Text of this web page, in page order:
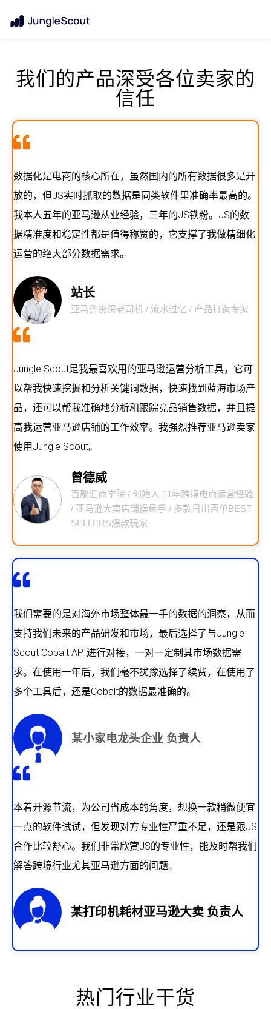
我们的产品深受各位卖家的
信任
数据化是电商的核心所在，虽然国内的所有数据很多是开
放的，但JS实时抓取的数据是同类软件里准确率最高的。
我本人五年的亚马逊从业经验，三年的JS铁粉。JS的数
据精准度和稳定性都是值得称赞的，它支撑了我做精细化
运营的绝大部分数据需求。
站长
亚马逊资深老司机 / 流水过亿 / 产品打造专家
Jungle Scout是我最喜欢用的亚马逊运营分析工具，它可
以帮我快速挖掘和分析关键词数据，快速找到蓝海市场产
品，还可以帮我准确地分析和跟踪竞品销售数据，并且提
高我运营亚马逊店铺的工作效率。我强烈推荐亚马逊卖家
使用Jungle Scout。
曾德威
百聚汇商学院 / 创始人 11年跨境电商运营经验
/ 亚马逊大卖店铺操盘手 / 多款日出百单BEST
SELLERS爆款玩家
我们需要的是对海外市场整体最一手的数据的洞察，从而
支持我们未来的产品研发和市场，最后选择了与Jungle
Scout Cobalt API进行对接，一对一定制其市场数据需
求。在使用一年后，我们毫不犹豫选择了续费，在使用了
多个工具后，还是Cobalt的数据最准确的。
某小家电龙头企业 负责人
本着开源节流，为公司省成本的角度，想换一款稍微便宜
一点的软件试试，但发现对方专业性严重不足，还是跟JS
合作比较舒心。我们非常欣赏JS的专业性，能及时帮我们
解答跨境行业尤其亚马逊方面的问题。
某打印机耗材亚马逊大卖 负责人
热门行业干货